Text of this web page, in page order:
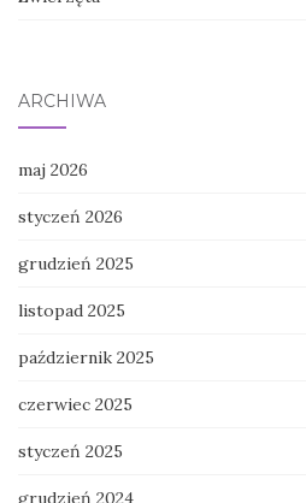
ARCHIWA
maj 2026
styczeń 2026
grudzień 2025
listopad 2025
październik 2025
czerwiec 2025
styczeń 2025
grudzień 2024